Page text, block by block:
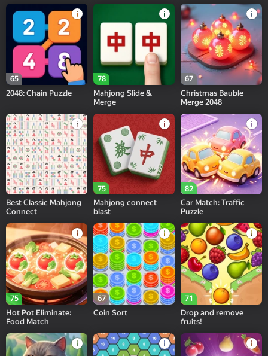
65
2048: Chain Puzzle
78
Mahjong Slide &
Merge
67
Christmas Bauble
Merge 2048
Best Classic Mahjong
Connect
75
Mahjong connect
blast
82
Car Match: Traffic
Puzzle
75
Hot Pot Eliminate:
Food Match
67
Coin Sort
71
Drop and remove
fruits!